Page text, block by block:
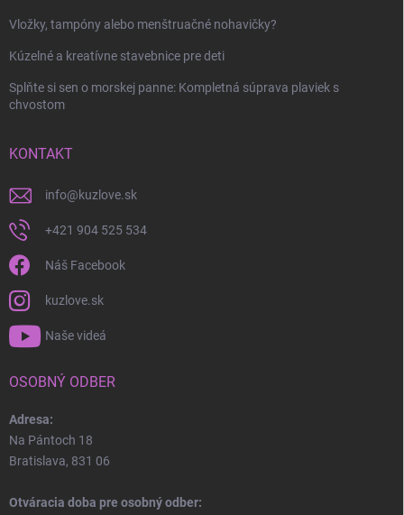
Vložky, tampóny alebo menštruačné nohavičky?
Kúzelné a kreatívne stavebnice pre deti
Splňte si sen o morskej panne: Kompletná súprava plaviek s
chvostom
KONTAKT
info@kuzlove.sk
+421 904 525 534
Náš Facebook
kuzlove.sk
Naše videá
OSOBNÝ ODBER
Adresa:
Na Pántoch 18
Bratislava, 831 06
Otváracia doba pre osobný odber: